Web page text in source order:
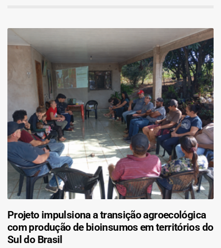
Projeto impulsiona a transição agroecológica
com produção de bioinsumos em territórios do
Sul do Brasil